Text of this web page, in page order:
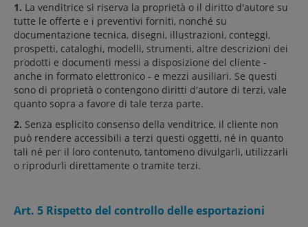
1. La venditrice si riserva la proprietà o il diritto d'autore su
tutte le offerte e i preventivi forniti, nonché su
documentazione tecnica, disegni, illustrazioni, conteggi,
prospetti, cataloghi, modelli, strumenti, altre descrizioni dei
prodotti e documenti messi a disposizione del cliente -
anche in formato elettronico - e mezzi ausiliari. Se questi
sono di proprietà o contengono diritti d'autore di terzi, vale
quanto sopra a favore di tale terza parte.
2. Senza esplicito consenso della venditrice, il cliente non
può rendere accessibili a terzi questi oggetti, né in quanto
tali né per il loro contenuto, tantomeno divulgarli, utilizzarli
o riprodurli direttamente o tramite terzi.
Art. 5 Rispetto del controllo delle esportazioni